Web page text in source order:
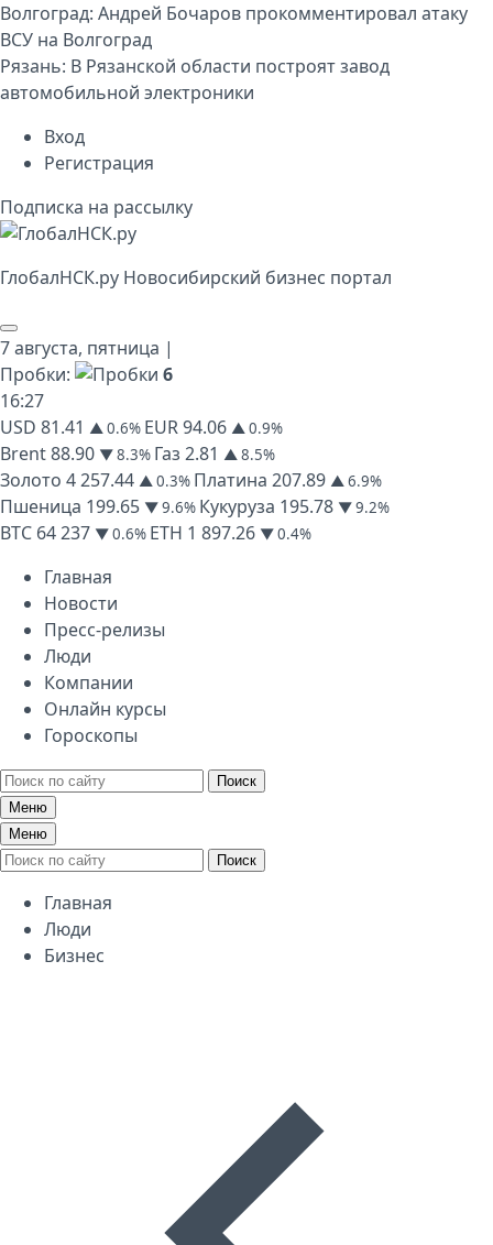
Волгоград: Андрей Бочаров прокомментировал атаку
ВСУ на Волгоград
Рязань: В Рязанской области построят завод
автомобильной электроники
Вход
Регистрация
Подписка на рассылку
ГлобалНСК.py Новосибирский бизнес портал
7 августа, пятница |
Пробки:
6
16:27
USD 81.41 ▲ 0.6% EUR94.06 ▲ 0.9%
Brent88.90 ▼ 8.3% Газ 2.81 ▲ 8.5%
Золото 4 257.44 ▲ 0.3% Платина 207.89 ▲ 6.9%
Пшеница 199.65 ▼ 9.6% Кукуруза 195.78 ▼ 9.2%
BTC 64 237 ▼ 0.6% ETH 1 897.26 ▼ 0.4%
Главная
Новости
Пресс-релизы
Люди
Компании
Онлайн курсы
Гороскопы
Поиск
Меню
Меню
Поиск
Главная
Люди
Бизнес